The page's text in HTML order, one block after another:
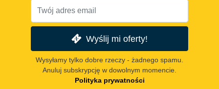
Wyślij mi oferty!
Wysyłamy tylko dobre rzeczy - żadnego spamu.
Anuluj subskrypcję w dowolnym momencie.
Polityka prywatności